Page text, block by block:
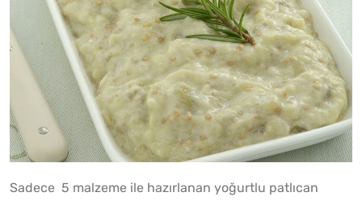
Sadece 5 malzeme ile hazırlanan yoğurtlu patlıcan